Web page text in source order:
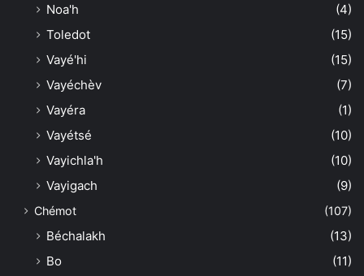
Noa'h
(4)
Toledot
(15)
Vayé'hi
(15)
Vayéchèv
(7)
Vayéra
(1)
Vayétsé
(10)
Vayichla'h
(10)
Vayigach
(9)
Chémot (107)
Béchalakh
(13)
Bo
(11)